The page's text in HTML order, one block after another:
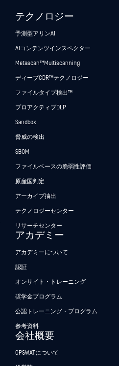
テクノロジー
予測型アリンAI
AIコンテンツインスペクター
Metascan™ Multiscanning
ディープCDR™テクノロジー
ファイルタイプ検出™
プロアクティブDLP
Sandbox
脅威の検出
SBOM
ファイルベースの脆弱性評価
原産国判定
アーカイブ抽出
テクノロジーセンター
リサーチセンター
アカデミー
アカデミーについて
認証
オンサイト・トレーニング
奨学金プログラム
公認トレーニング・プログラム
参考資料
会社概要
OPSWATについて